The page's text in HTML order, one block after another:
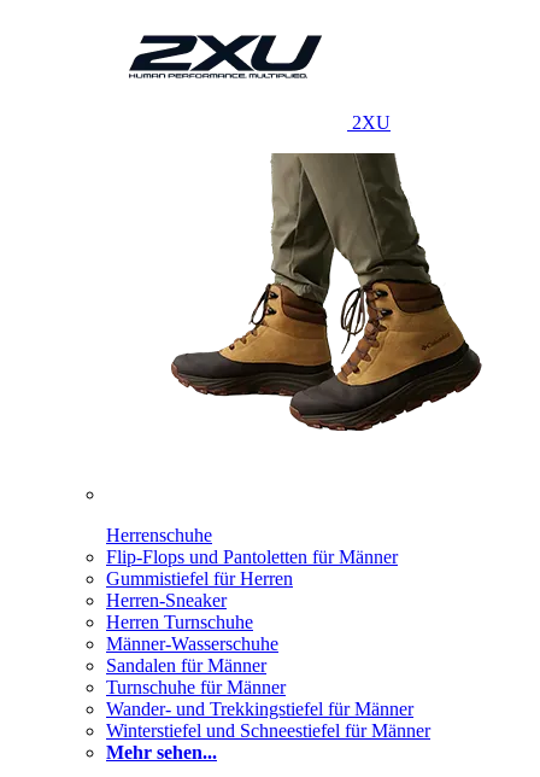
2XU
Herrenschuhe
Flip-Flops und Pantoletten für Männer
Gummistiefel für Herren
Herren-Sneaker
Herren Turnschuhe
Männer-Wasserschuhe
Sandalen für Männer
Turnschuhe für Männer
Wander- und Trekkingstiefel für Männer
Winterstiefel und Schneestiefel für Männer
Mehr sehen...